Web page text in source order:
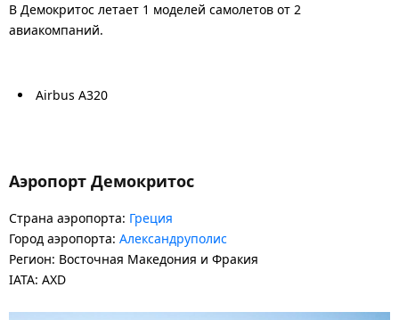
В Демокритос летает 1 моделей самолетов от 2
авиакомпаний.
Airbus A320
Аэропорт Демокритос
Страна аэропорта: Греция
Город аэропорта: Александруполис
Регион: Восточная Македония и Фракия
IATA: AXD